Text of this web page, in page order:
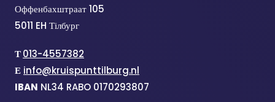
Оффенбахштраат 105
5011 EH Тілбург
Т013-4557382
Е info@kruispunttilburg.nl
IBAN NL34 RABO 0170293807